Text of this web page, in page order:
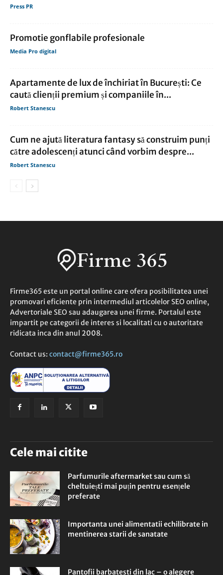
Press PR
Promotie gonflabile profesionale
Media Pro digital
Apartamente de lux de închiriat în București: Ce
caută clienții premium și companiile în...
Robert Stanescu
Cum ne ajută literatura fantasy să construim punți
către adolescenți atunci când vorbim despre...
Robert Stanescu
Firme365 este un portal online care ofera posibilitatea unei
promovari eficiente prin intermediul articolelor SEO online,
Advertoriale SEO sau adaugarea unei firme. Portalul este
impartit pe categorii de interes si localitati cu o autoritate
ridicata inca din anul 2008.
Contact us: contact@firme365.ro
Cele mai citite
Parfumurile aftermarket sau cum să
cheltuiești mai puțin pentru esențele
preferate
Importanta unei alimentatii echilibrate in
mentinerea starii de sanatate
Pantofii barbatesti din lac – o alegere